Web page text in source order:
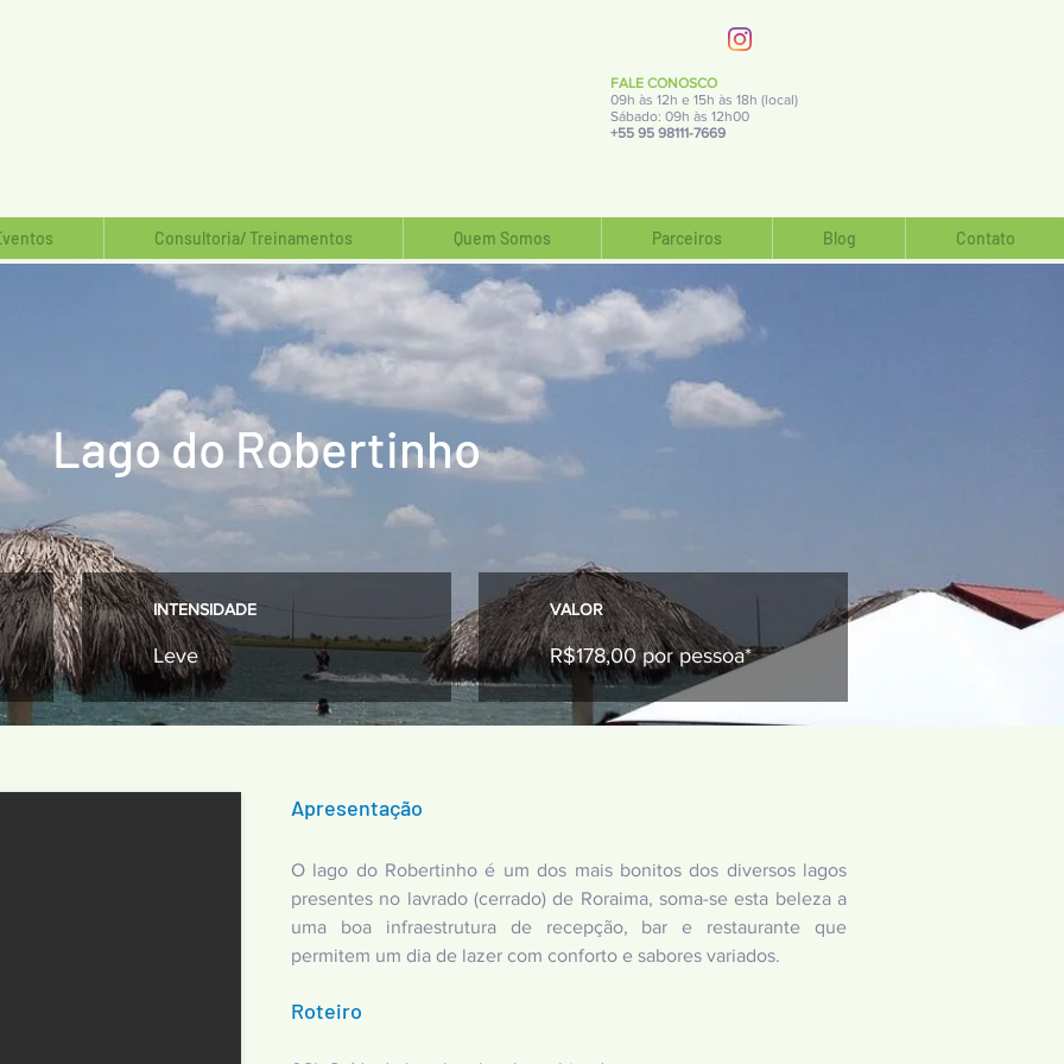
FALE CONOSCO
09h às 12h e 15h às 18h (local)
Sábado: 09h às 12h00
+55 95 98111-7669
Consultoria/ Treinamentos Quem Somos Parceiros Blog Contato
Lago do Robertinho
INTENSIDADE
Leve
VALOR
R$178,00 por pessoa*
Apresentação
O lago do Robertinho é um dos mais bonitos dos diversos lagos
presentes no lavrado (cerrado) de Roraima, soma-se esta beleza a
uma boa infraestrutura de recepção, bar e restaurante que
permitem um dia de lazer com conforto e sabores variados.
Roteiro